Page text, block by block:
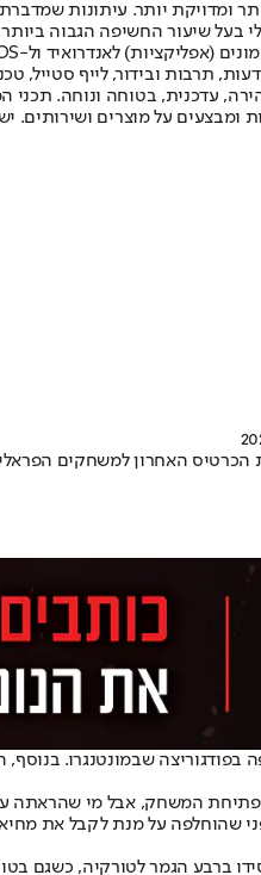
יותר. עיתונות
2007, וב-2010 הפך "ישראל היום" לעיתון
תרבות ובידור, לייף סטייל,
עדכנית, בטוחה ונוחה.
על מוצרים ושירותים.
פתיחת המשחק, אבל מי
שהוחלפה על מנת לקבל את